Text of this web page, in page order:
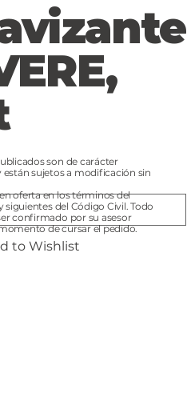
to Wishlist
son de carácter
sujetos a modificación sin
oferta en los términos del
siguientes del Código Civil. Todo
confirmado por su asesor
de cursar el pedido.